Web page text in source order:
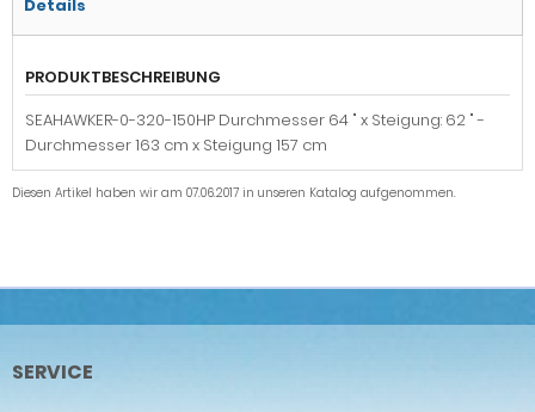
Details
PRODUKTBESCHREIBUNG
SEAHAWKER-0-320-150HP Durchmesser 64 " x Steigung: 62 " -
Durchmesser 163 cm x Steigung 157 cm
Diesen Artikel haben wir am 07.06.2017 in unseren Katalog aufgenommen.
SERVICE